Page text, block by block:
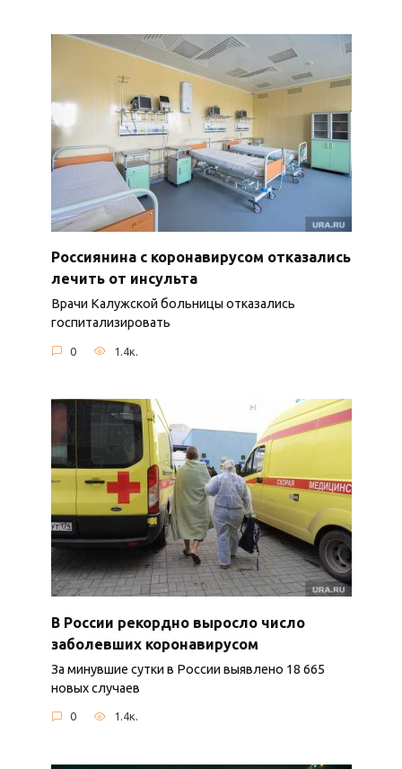
Россиянина с коронавирусом отказались
лечить от инсульта
Врачи Калужской больницы отказались
госпитализировать
0 1.4к.
В России рекордно выросло число
заболевших коронавирусом
За минувшие сутки в России выявлено 18 665
новых случаев
0 1.4к.